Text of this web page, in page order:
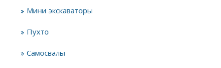
Мини экскаваторы
Пухто
Самосвалы